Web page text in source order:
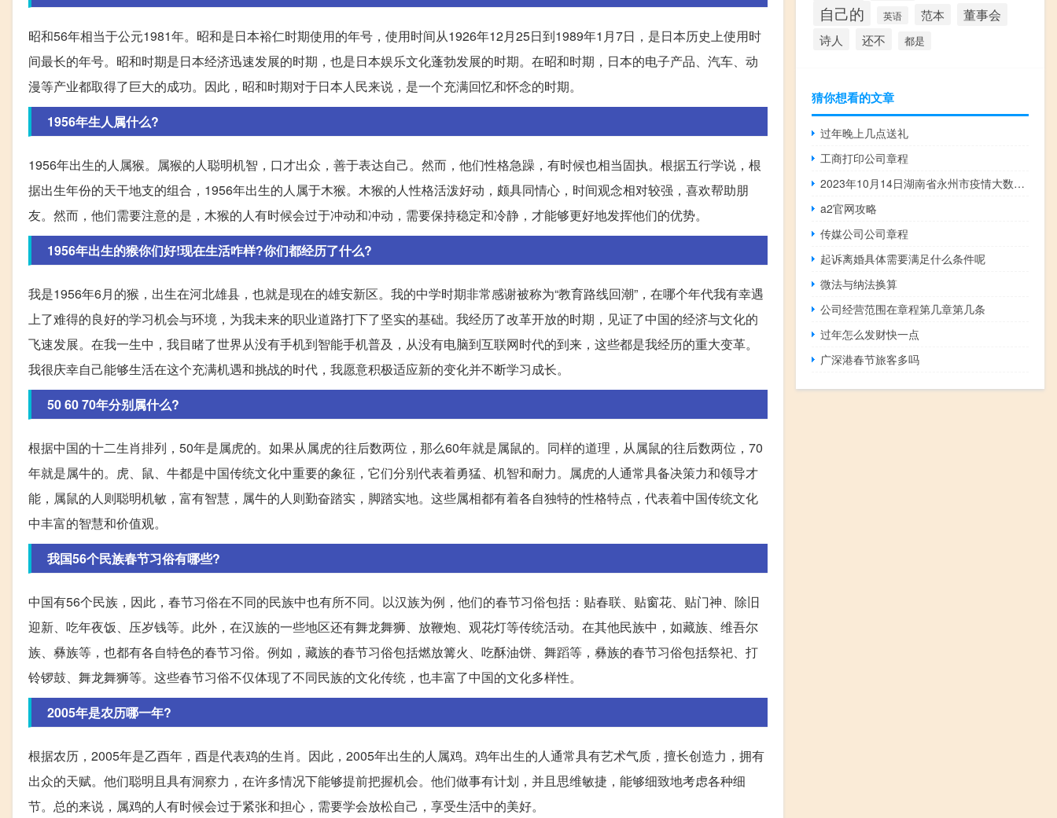
昭和56年相当于公元1981年。昭和是日本裕仁时期使用的年号，使用时间从1926年12月25日到1989年1月7日，是日本历史上使用时
间最长的年号。昭和时期是日本经济迅速发展的时期，也是日本娱乐文化蓬勃发展的时期。在昭和时期，日本的电子产品、汽车、动
漫等产业都取得了巨大的成功。因此，昭和时期对于日本人民来说，是一个充满回忆和怀念的时期。
1956年生人属什么?
1956年出生的人属猴。属猴的人聪明机智，口才出众，善于表达自己。然而，他们性格急躁，有时候也相当固执。根据五行学说，根
据出生年份的天干地支的组合，1956年出生的人属于木猴。木猴的人性格活泼好动，颇具同情心，时间观念相对较强，喜欢帮助朋
友。然而，他们需要注意的是，木猴的人有时候会过于冲动和冲动，需要保持稳定和冷静，才能够更好地发挥他们的优势。
1956年出生的猴你们好!现在生活咋样?你们都经历了什么?
我是1956年6月的猴，出生在河北雄县，也就是现在的雄安新区。我的中学时期非常感谢被称为“教育路线回潮”，在哪个年代我有幸遇
上了难得的良好的学习机会与环境，为我未来的职业道路打下了坚实的基础。我经历了改革开放的时期，见证了中国的经济与文化的
飞速发展。在我一生中，我目睹了世界从没有手机到智能手机普及，从没有电脑到互联网时代的到来，这些都是我经历的重大变革。
我很庆幸自己能够生活在这个充满机遇和挑战的时代，我愿意积极适应新的变化并不断学习成长。
50 60 70年分别属什么?
根据中国的十二生肖排列，50年是属虎的。如果从属虎的往后数两位，那么60年就是属鼠的。同样的道理，从属鼠的往后数两位，70
年就是属牛的。虎、鼠、牛都是中国传统文化中重要的象征，它们分别代表着勇猛、机智和耐力。属虎的人通常具备决策力和领导才
能，属鼠的人则聪明机敏，富有智慧，属牛的人则勤奋踏实，脚踏实地。这些属相都有着各自独特的性格特点，代表着中国传统文化
中丰富的智慧和价值观。
我国56个民族春节习俗有哪些?
中国有56个民族，因此，春节习俗在不同的民族中也有所不同。以汉族为例，他们的春节习俗包括：贴春联、贴窗花、贴门神、除旧
迎新、吃年夜饭、压岁钱等。此外，在汉族的一些地区还有舞龙舞狮、放鞭炮、观花灯等传统活动。在其他民族中，如藏族、维吾尔
族、彝族等，也都有各自特色的春节习俗。例如，藏族的春节习俗包括燃放篝火、吃酥油饼、舞蹈等，彝族的春节习俗包括祭祀、打
铃锣鼓、舞龙舞狮等。这些春节习俗不仅体现了不同民族的文化传统，也丰富了中国的文化多样性。
2005年是农历哪一年?
根据农历，2005年是乙酉年，酉是代表鸡的生肖。因此，2005年出生的人属鸡。鸡年出生的人通常具有艺术气质，擅长创造力，拥有
出众的天赋。他们聪明且具有洞察力，在许多情况下能够提前把握机会。他们做事有计划，并且思维敏捷，能够细致地考虑各种细
节。总的来说，属鸡的人有时候会过于紧张和担心，需要学会放松自己，享受生活中的美好。
自己的 英语 范本 董事会
诗人 还不 都是
猜你想看的文章
过年晚上几点送礼
工商打印公司章程
2023年10月14日湖南省永州市疫情大数据-今日/今天疫情全网搜索最新实时消息动态情况通知播报
a2官网攻略
传媒公司公司章程
起诉离婚具体需要满足什么条件呢
微法与纳法换算
公司经营范围在章程第几章第几条
过年怎么发财快一点
广深港春节旅客多吗